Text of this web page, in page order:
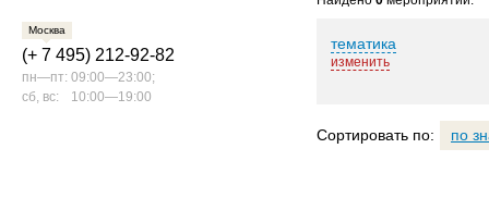
Москва
(+ 7 495) 212-92-82
пн—пт: 09:00—23:00;
сб, вс:
10:00—19:00
тематика
изменить
Сортировать по: по